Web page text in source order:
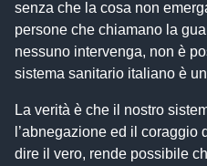
senza che la cosa non
persone che chiamano la
nessuno intervenga, non è
sistema sanitario italiano è
La verità è che il nostro
l’abnegazione ed il coraggio
dire il vero, rende possibile